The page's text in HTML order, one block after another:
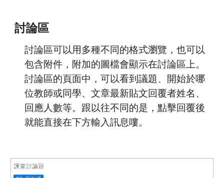
討論區
討論區可以用多種不同的格式瀏覽，也可以
包含附件，附加的圖檔會顯示在討論區上。
討論區的頁面中，可以看到議題、開始於哪
位教師或同學、文章最新貼文回覆者姓名、
回應人數等。跟以往不同的是，點擊回覆後
就能直接在下方輸入訊息嘍。